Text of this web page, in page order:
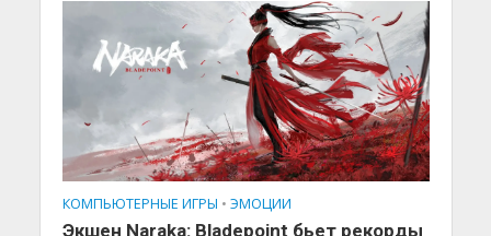
КОМПЬЮТЕРНЫЕ ИГРЫ • ЭМОЦИИ
Экшен Naraka: Bladepoint бьет рекорды